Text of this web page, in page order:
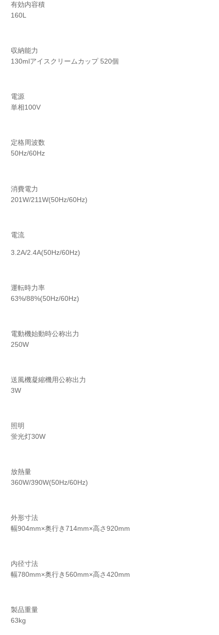
有効内容積
160L
収納能力
130mlアイスクリームカップ 520個
電源
単相100V
定格周波数
50Hz/60Hz
消費電力
201W/211W(50Hz/60Hz)
電流
3.2A/2.4A(50Hz/60Hz)
運転時力率
63%/88%(50Hz/60Hz)
電動機始動時公称出力
250W
送風機凝縮機用公称出力
3W
照明
蛍光灯30W
放熱量
360W/390W(50Hz/60Hz)
外形寸法
幅904mm×奥行き714mm×高さ920mm
内径寸法
幅780mm×奥行き560mm×高さ420mm
製品重量
63kg